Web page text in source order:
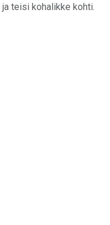
teisi kohalikke kohti.